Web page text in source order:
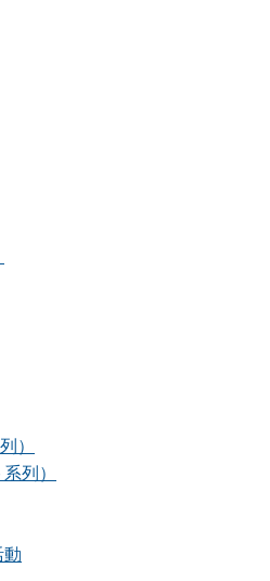
）
列）